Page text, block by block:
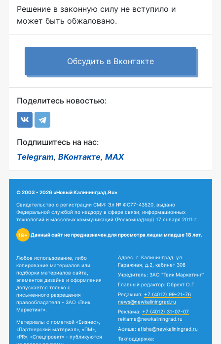
Решение в законную силу не вступило и
может быть обжаловано.
Обсудить в Вконтакте
Поделитесь новостью:
Подпишитесь на нас:
Telegram, ВКонтакте, MAX
© 2003 - 2026 «Новый Калининград.Ru»
Свидетельство о регистрации СМИ: Эл № ФС77-43520, выдано
Федеральной службой по надзору в сфере связи, информационных
технологий и массовых коммуникаций (Роскомнадзор) 17 января 2011 г.
18+ Данный сайт не предназначен для просмотра лицам младше 18 лет.
Любое использование, либо
копирование материалов или
подборки материалов сайта,
элементов дизайна и оформления
допускается только с
письменного разрешения
правообладателя - ЗАО «Твик
Маркетинг».
Материалы с пометкой «Бизнес»,
«Партнерский материал», «ПМ»,
«PR», «Спецпроект» - публикуются
Адрес: г. Калининград, ул.
Гаражная, д.2, кабинет 308
Учредитель: ЗАО "Твик Маркетинг"
Главный редактор: Обрехт О.Г.
Редакция: +7 (4012) 99-21-76
news@newkaliningrad.ru
Реклама: +7 (4012) 31-07-07
reklama@newkaliningrad.ru
Афиша: afisha@newkaliningrad.ru
Техподдержка: